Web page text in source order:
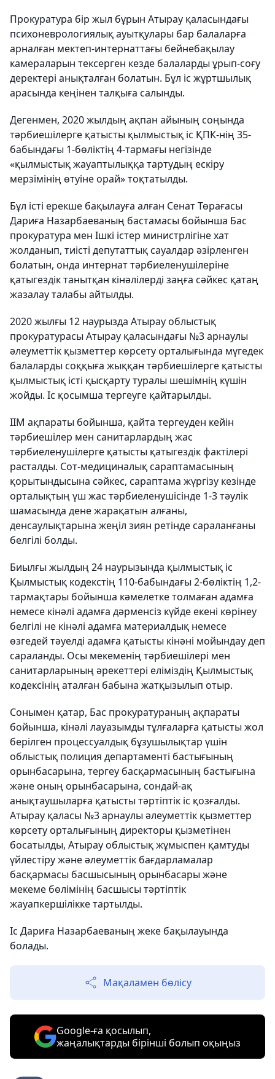
Прокуратура бір жыл бұрын Атырау қаласындағы
психоневрологиялық ауытқулары бар балаларға
арналған мектеп-интернаттағы бейнебақылау
камераларын тексерген кезде балаларды ұрып-соғу
деректері анықталған болатын. Бұл іс жұртшылық
арасында кеңінен талқыға салынды.
Дегенмен, 2020 жылдың ақпан айының соңында
тәрбиешілерге қатысты қылмыстық іс ҚПК-нің 35-
бабындағы 1-бөліктің 4-тармағы негізінде
«қылмыстық жауаптылыққа тартудың ескіру
мерзімінің өтуіне орай» тоқтатылды.
Бұл істі ерекше бақылауға алған Сенат Төрағасы
Дариға Назарбаеваның бастамасы бойынша Бас
прокуратура мен Ішкі істер министрлігіне хат
жолданып, тиісті депутаттық сауалдар әзірленген
болатын, онда интернат тәрбиеленушілеріне
қатыгездік танытқан кінәлілерді заңға сәйкес қатаң
жазалау талабы айтылды.
2020 жылғы 12 наурызда Атырау облыстық
прокуратурасы Атырау қаласындағы №3 арнаулы
әлеуметтік қызметтер көрсету орталығында мүгедек
балаларды соққыға жыққан тәрбиешілерге қатысты
қылмыстық істі қысқарту туралы шешімнің күшін
жойды. Іс қосымша тергеуге қайтарылды.
ІІМ ақпараты бойынша, қайта тергеуден кейін
тәрбиешілер мен санитарлардың жас
тәрбиеленушілерге қатысты қатыгездік фактілері
расталды. Сот-медициналық сараптамасының
қорытындысына сәйкес, сараптама жүргізу кезінде
орталықтың үш жас тәрбиеленушісінде 1-3 тәулік
шамасында дене жарақатын алғаны,
денсаулықтарына жеңіл зиян ретінде сараланғаны
белгілі болды.
Биылғы жылдың 24 наурызында қылмыстық іс
Қылмыстық кодекстің 110-бабындағы 2-бөліктің 1,2-
тармақтары бойынша кәмелетке толмаған адамға
немесе кiнәлi адамға дәрменсiз күйде екенi көрінеу
белгiлi не кiнәлi адамға материалдық немесе
өзгедей тәуелдi адамға қатысты кінәні мойындау деп
сараланды. Осы мекеменің тәрбиешілері мен
санитарларының әрекеттері еліміздің Қылмыстық
кодексінің аталған бабына жатқызылып отыр.
Сонымен қатар, Бас прокуратураның ақпараты
бойынша, кінәлі лауазымды тұлғаларға қатысты жол
берілген процессуалдық бұзушылықтар үшін
облыстық полиция департаменті бастығының
орынбасарына, тергеу басқармасының бастығына
және оның орынбасарына, сондай-ақ
анықтаушыларға қатысты тәртіптік іс қозғалды.
Атырау қаласы №3 арнаулы әлеуметтік қызметтер
көрсету орталығының директоры қызметінен
босатылды, Атырау облыстық жұмыспен қамтуды
үйлестіру және әлеуметтік бағдарламалар
басқармасы басшысының орынбасары және
мекеме бөлімінің басшысы тәртіптік
жауапкершілікке тартылды.
Іс Дариға Назарбаеваның жеке бақылауында
болады.
Мақаламен бөлісу
Google-ға қосылып,
жаңалықтарды бірінші болып оқыңыз